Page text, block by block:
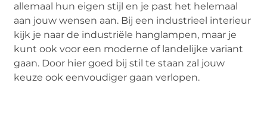
allemaal hun eigen stijl en je past het helemaal
aan jouw wensen aan. Bij een industrieel interieur
kijk je naar de industriële hanglampen, maar je
kunt ook voor een moderne of landelijke variant
gaan. Door hier goed bij stil te staan zal jouw
keuze ook eenvoudiger gaan verlopen.